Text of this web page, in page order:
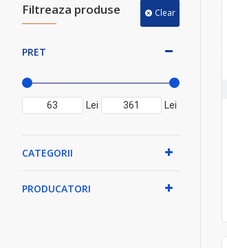
Filtreaza produse Clear
PRET
Lei Lei
CATEGORII
PRODUCATORI